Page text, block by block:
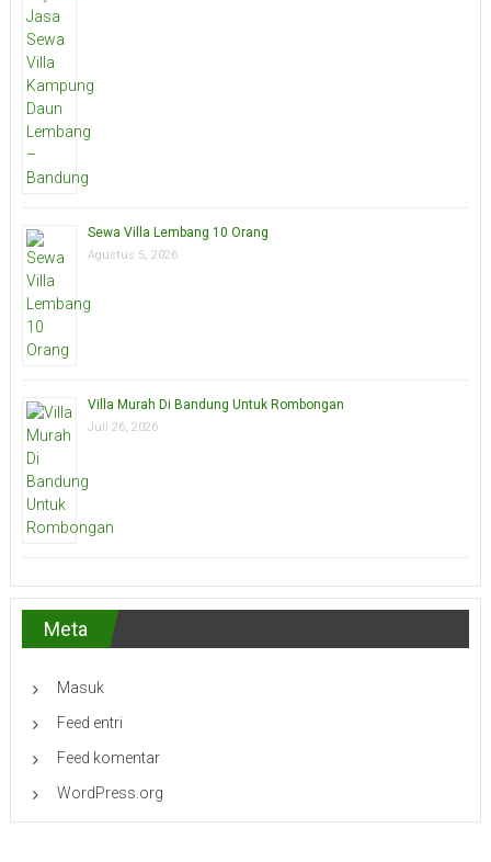
Sewa Villa Lembang 10 Orang
Agustus 5, 2026
Villa Murah Di Bandung Untuk Rombongan
Juli 26, 2026
Meta
Masuk
Feed entri
Feed komentar
WordPress.org